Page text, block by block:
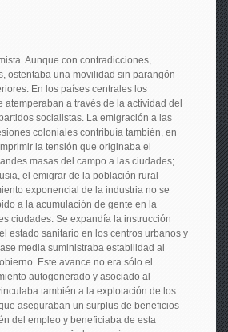
Aunque con contradicciones,
ostentaba una movilidad sin parangón
En los países centrales los
atemperaban a través de la actividad del
socialistas. La emigración a las
coloniales contribuía también, en
la tensión que originaba el
masas del campo a las ciudades;
el emigrar de la población rural
exponencial de la industria no se
a la acumulación de gente en la
ciudades. Se expandía la instrucción
estado sanitario en los centros urbanos y
media suministraba estabilidad al
Este avance no era sólo el
autogenerado y asociado al
también a la explotación de los
aseguraban un surplus de beneficios
del empleo y beneficiaba de esta